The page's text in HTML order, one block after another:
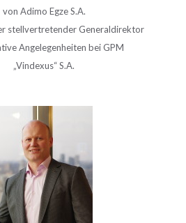
von Adimo Egze S.A.
stellvertretender Generaldirektor
Angelegenheiten bei GPM
„Vindexus“ S.A.